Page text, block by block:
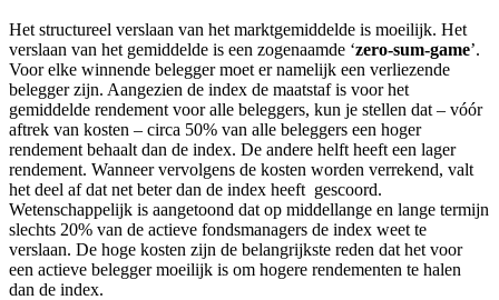
Het structureel verslaan van het marktgemiddelde is moeilijk. Het
verslaan van het gemiddelde is een zogenaamde ‘zero-sum-game’.
Voor elke winnende belegger moet er namelijk een verliezende
belegger zijn. Aangezien de index de maatstaf is voor het
gemiddelde rendement voor alle beleggers, kun je stellen dat – vóór
aftrek van kosten – circa 50% van alle beleggers een hoger
rendement behaalt dan de index. De andere helft heeft een lager
rendement. Wanneer vervolgens de kosten worden verrekend, valt
het deel af dat net beter dan de index heeft gescoord.
Wetenschappelijk is aangetoond dat op middellange en lange termijn
slechts 20% van de actieve fondsmanagers de index weet te
verslaan. De hoge kosten zijn de belangrijkste reden dat het voor
een actieve belegger moeilijk is om hogere rendementen te halen
dan de index.